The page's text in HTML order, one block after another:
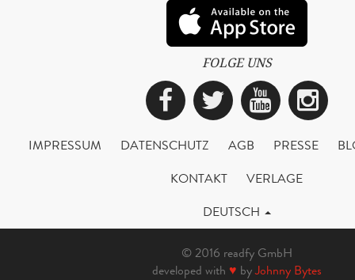
FOLGE UNS
Facebook
Twitter
IMPRESSUM DATENSCHUTZ AGB PRESSE
KONTAKT
VERLAGE
DEUTSCH
© 2016 readfy GmbH
developed with ♥ byJohnny Bytes